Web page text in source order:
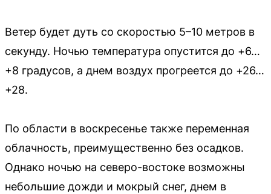
Ветер будет дуть со скоростью 5–10 метров в
секунду. Ночью температура опустится до +6…
+8 градусов, а днем воздух прогреется до +26…
+28.
По области в воскресенье также переменная
облачность, преимущественно без осадков.
Однако ночью на северо-востоке возможны
небольшие дожди и мокрый снег, днем в